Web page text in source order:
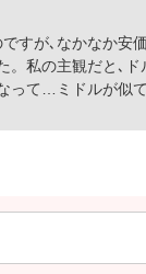
すが､なかなか安
。私の主観だと､
って…ミドルが似